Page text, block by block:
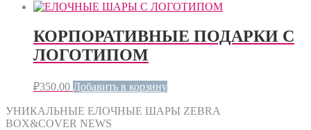
КОРПОРАТИВНЫЕ ПОДАРКИ С
ЛОГОТИПОМ
₽350.00 Добавить в корзину
УНИКАЛЬНЫЕ ЕЛОЧНЫЕ ШАРЫ ZEBRA
BOX&COVER NEWS